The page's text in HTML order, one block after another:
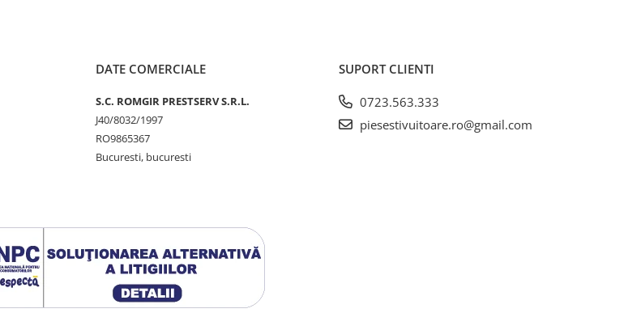
DATE COMERCIALE
S.C. ROMGIR PRESTSERV S.R.L.
J40/8032/1997
RO9865367
Bucuresti, bucuresti
SUPORT CLIENTI
0723.563.333
piesestivuitoare.ro@gmail.com